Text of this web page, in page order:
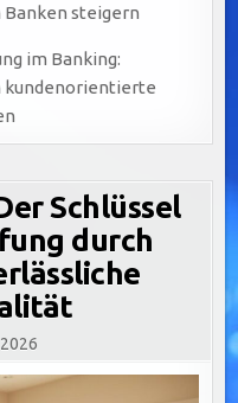
steigern
im Banking:
kundenorientierte
Schlüssel
durch